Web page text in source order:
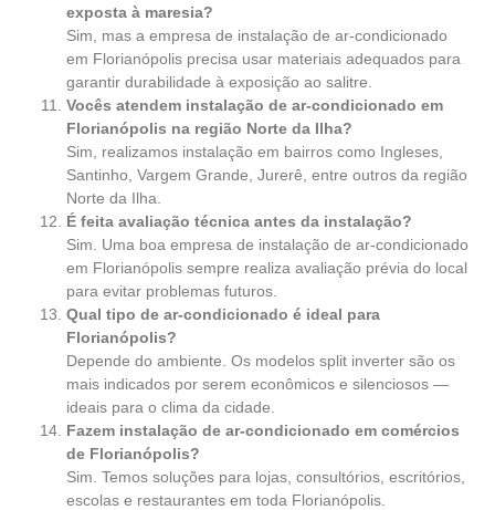
exposta à maresia?
Sim, mas a empresa de instalação de ar-condicionado
em Florianópolis precisa usar materiais adequados para
garantir durabilidade à exposição ao salitre.
Vocês atendem instalação de ar-condicionado em
Florianópolis na região Norte da Ilha?
Sim, realizamos instalação em bairros como Ingleses,
Santinho, Vargem Grande, Jurerê, entre outros da região
Norte da Ilha.
É feita avaliação técnica antes da instalação?
Sim. Uma boa empresa de instalação de ar-condicionado
em Florianópolis sempre realiza avaliação prévia do local
para evitar problemas futuros.
Qual tipo de ar-condicionado é ideal para
Florianópolis?
Depende do ambiente. Os modelos split inverter são os
mais indicados por serem econômicos e silenciosos —
ideais para o clima da cidade.
Fazem instalação de ar-condicionado em comércios
de Florianópolis?
Sim. Temos soluções para lojas, consultórios, escritórios,
escolas e restaurantes em toda Florianópolis.